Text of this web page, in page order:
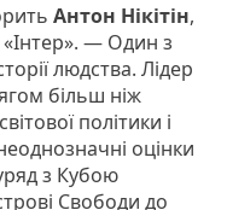
Антон Нікітін,
— Один з
людства. Лідер
більш ніж
політики і
оцінки
з Кубою
Свободи до